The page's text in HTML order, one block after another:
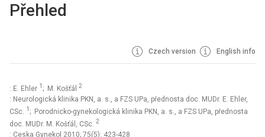
Přehled
Czech version English info
: E. Ehler 1 ; M. Košťál 2
: Neurologická klinika PKN, a. s., a FZS UPa, přednosta doc. MUDr. E. Ehler,
CSc. 1 ; Porodnicko-gynekologická klinika PKN, a. s., a FZS UPa, přednosta
doc. MUDr. M. Košťál, CSc. 2
: Ceska Gynekol 2010; 75(5): 423-428